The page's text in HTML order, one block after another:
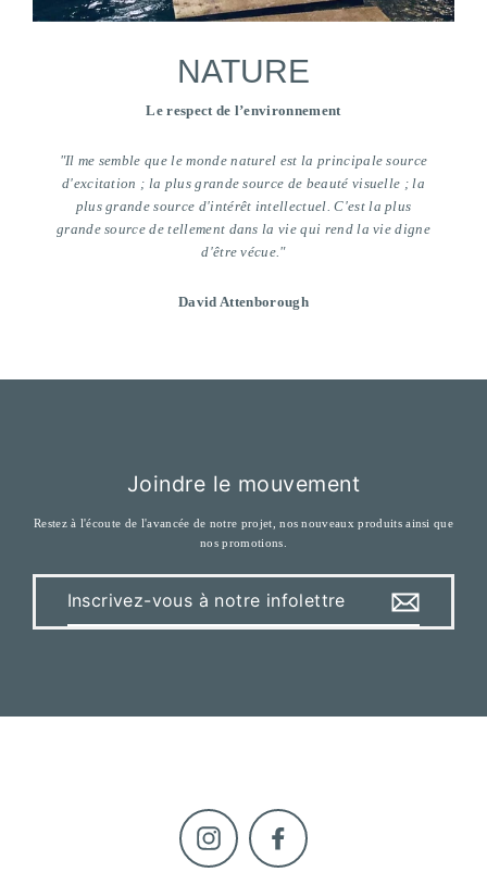
NATURE
Le respect de l’environnement
"Il me semble que le monde naturel est la principale source
d'excitation ; la plus grande source de beauté visuelle ; la
plus grande source d'intérêt intellectuel. C'est la plus
grande source de tellement dans la vie qui rend la vie digne
d'être vécue."
David Attenborough
Joindre le mouvement
Restez à l'écoute de l'avancée de notre projet, nos nouveaux produits ainsi que
nos promotions.
à
Instagram Facebook